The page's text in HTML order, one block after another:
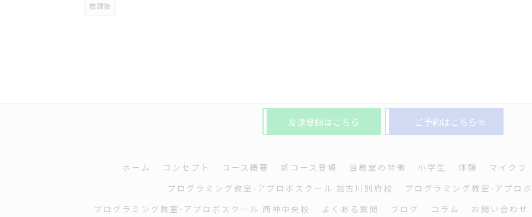
放課後
友達登録はこちら ご予約はこちら
ホーム コンセプト コース概要 新コース登場 当教室の特徴 小学生 体験
マイクラ
プログラミング教室-アプロボスクール 加古川別府校
プログラミング教室-アプロ
プログラミング教室-アプロボスクール 西神中央校
よくある質問 ブログ コラム お問い合わせ